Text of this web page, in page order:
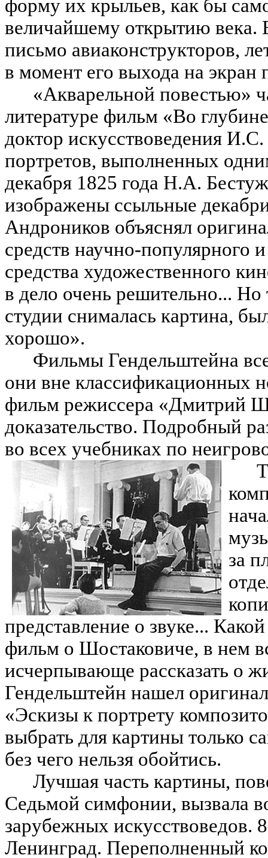
форму их крыльев, как бы
величайшему открытию века.
письмо авиаконструкторов,
в момент его выхода на экран
«Акварельной повестью»
литературе фильм «Во
доктор искусствоведения
портретов, выполненных
декабря 1825 года Н.А.
изображены ссыльные
Андроников объяснял
средств научно-популярного
средства художественного
в дело очень решительно...
студии снималась картина,
хорошо».
Фильмы Гендельштейна
они вне классификационных
фильм режиссера «Дмитрий
доказательство. Подробный
во всех учебниках по
за
представление о звуке...
фильм о Шостаковиче, в нем
исчерпывающе рассказать о
Гендельштейн нашел
«Эскизы к портрету
выбрать для картины только
без чего нельзя обойтись.
Лучшая часть картины,
Седьмой симфонии, вызвала
зарубежных искусствоведов.
Ленинград. Переполненный